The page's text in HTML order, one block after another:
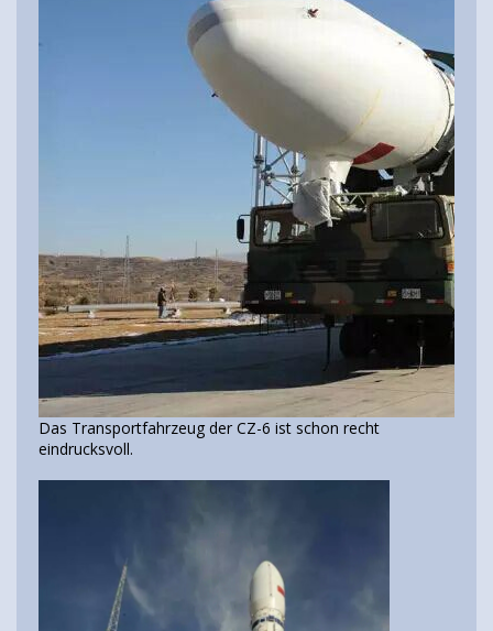
Das Transportfahrzeug der CZ-6 ist schon recht
eindrucksvoll.